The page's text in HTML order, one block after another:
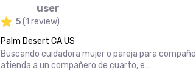
user
5(1 review)
Palm Desert CA US
Buscando cuidadora mujer o pareja para
atienda a un compañero de cuarto, e…